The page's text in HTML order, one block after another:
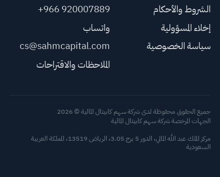
الشروط والأحكام
إخلاء المسؤولية
سياسة الخصوصية
+966 920007889
واتساب
cs@sahmcapital.com
الملاحظات والاقتراحات
جميع الحقوق محفوظة لدى شركة سهم كابيتال المالية © 2026
الجهات المرخصة شركة سهم كابيتال المالية
مركز الملك عبد الله المالي، الدور 5 برج 3.05، الرياض 13519، المملكة العربية
السعودية